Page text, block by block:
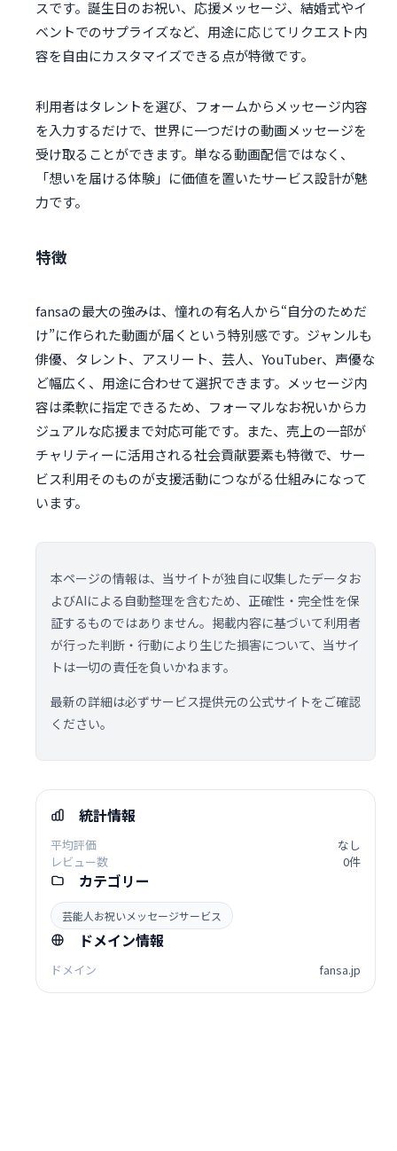
スです。誕生日のお祝い、応援メッセージ、結婚式やイ
ベントでのサプライズなど、用途に応じてリクエスト内
容を自由にカスタマイズできる点が特徴です。
利用者はタレントを選び、フォームからメッセージ内容
を入力するだけで、世界に一つだけの動画メッセージを
受け取ることができます。単なる動画配信ではなく、
「想いを届ける体験」に価値を置いたサービス設計が魅
力です。
特徴
fansaの最大の強みは、憧れの有名人から“自分のためだ
け”に作られた動画が届くという特別感です。ジャンルも
俳優、タレント、アスリート、芸人、YouTuber、声優な
ど幅広く、用途に合わせて選択できます。メッセージ内
容は柔軟に指定できるため、フォーマルなお祝いからカ
ジュアルな応援まで対応可能です。また、売上の一部が
チャリティーに活用される社会貢献要素も特徴で、サー
ビス利用そのものが支援活動につながる仕組みになって
います。
本ページの情報は、当サイトが独自に収集したデータお
よびAIによる自動整理を含むため、正確性・完全性を保
証するものではありません。掲載内容に基づいて利用者
が行った判断・行動により生じた損害について、当サイ
トは一切の責任を負いかねます。
最新の詳細は必ずサービス提供元の公式サイトをご確認
ください。
統計情報
平均評価
なし
レビュー数
0件
カテゴリー
芸能人お祝いメッセージサービス
ドメイン情報
ドメイン fansa.jp